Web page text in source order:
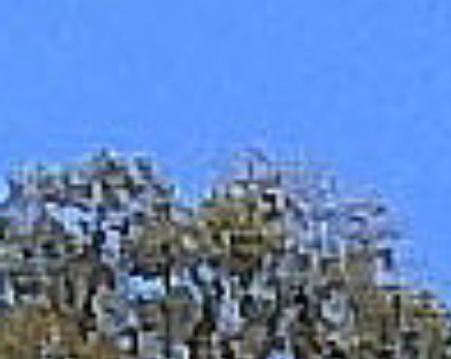
Dieser Cookie speichert die
ausgewählten Einverständnis-
Optionen des Benutzers
Cookie
Laufzeit:
1 Jahr